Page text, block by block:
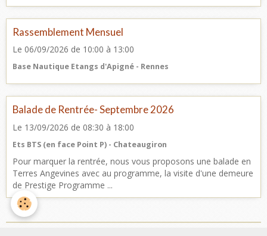
Rassemblement Mensuel
Le 06/09/2026 de 10:00 à 13:00
Base Nautique Etangs d'Apigné - Rennes
Balade de Rentrée- Septembre 2026
Le 13/09/2026 de 08:30 à 18:00
Ets BTS (en face Point P) - Chateaugiron
Pour marquer la rentrée, nous vous proposons une balade en
Terres Angevines avec au programme, la visite d'une demeure
de Prestige Programme ...